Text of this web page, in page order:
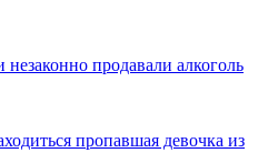
незаконно продавали алкоголь
пропавшая девочка из